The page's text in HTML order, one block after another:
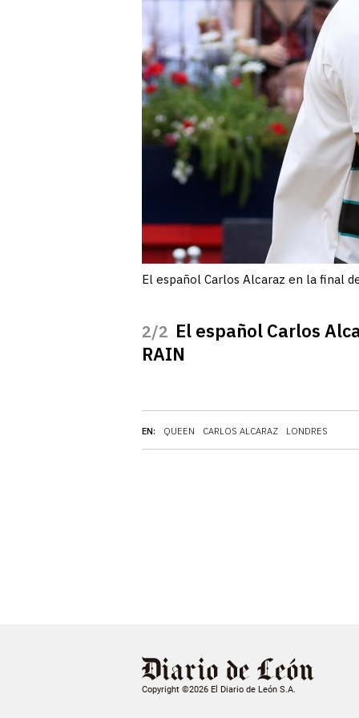
EN: QUEEN CARLOS ALCARAZ LONDRES
El español Carlos Alcaraz en la final
/2 El español Carlos
RAIN
Copyright ©2026 El Diario de León S.A.